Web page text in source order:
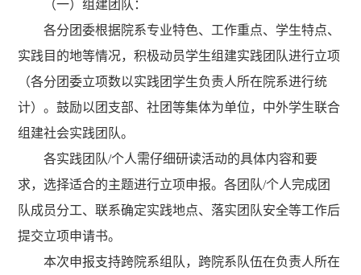
（一）组建团队：
各分团委根据院系专业特色、工作重点、学生特点、
实践目的地等情况，积极动员学生组建实践团队进行立项
（各分团委立项数以实践团学生负责人所在院系进行统
计）。鼓励以团支部、社团等集体为单位，中外学生联合
组建社会实践团队。
各实践团队/个人需仔细研读活动的具体内容和要
求，选择适合的主题进行立项申报。各团队/个人完成团
队成员分工、联系确定实践地点、落实团队安全等工作后
提交立项申请书。
本次申报支持跨院系组队，跨院系队伍在负责人所在